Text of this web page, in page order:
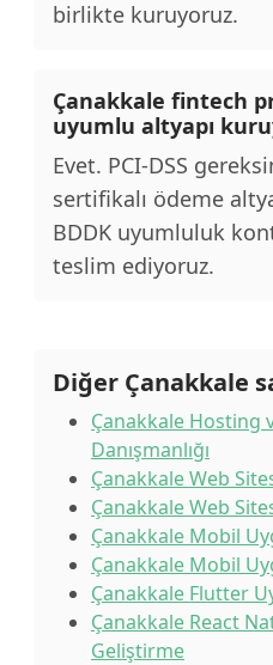
birlikte kuruyoruz.
Çanakkale fintech
uyumlu altyapı
Evet. PCI-DSS
sertifikalı ödeme
BDDK uyumluluk
teslim ediyoruz.
Diğer Çanakkale
Çanakkale Hosting
Danışmanlığı
Çanakkale Web
Çanakkale Web
Çanakkale Mobil
Çanakkale Mobil
Çanakkale Flutter
Çanakkale React
Geliştirme